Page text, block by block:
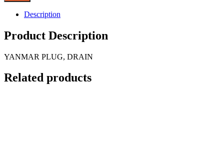
Description
Product Description
YANMAR PLUG, DRAIN
Related products